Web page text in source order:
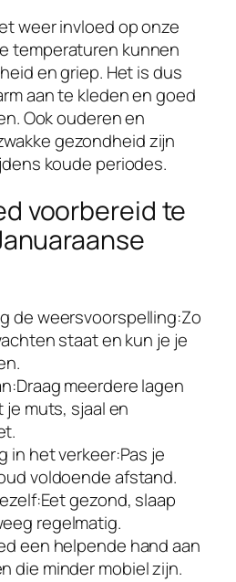
weer invloed op onze
temperaturen kunnen
en griep. Het is dus
aan te kleden en goed
Ook ouderen en
gezondheid zijn
koude periodes.
voorbereid te
de weersvoorspelling:Zo
staat en kun je je
meerdere lagen
muts, sjaal en
in het verkeer:Pas je
voldoende afstand.
gezond, slaap
regelmatig.
een helpende hand aan
die minder mobiel zijn.